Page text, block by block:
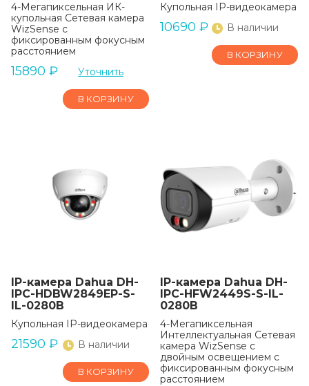
4-Мегапиксельная ИК-
купольная Сетевая камера
WizSense с
фиксированным фокусным
расстоянием
15890 ₽ Уточнить
В КОРЗИНУ
Купольная IP-видеокамера
10690 ₽ В наличии
В КОРЗИНУ
IP-камера Dahua DH-
IPC-HDBW2849EP-S-
IL-0280B
Купольная IP-видеокамера
21590 ₽ В наличии
В КОРЗИНУ
IP-камера Dahua DH-
IPC-HFW2449S-S-IL-
0280B
4-Мегапиксельная
Интеллектуальная Сетевая
камера WizSense с
двойным освещением с
фиксированным фокусным
расстоянием